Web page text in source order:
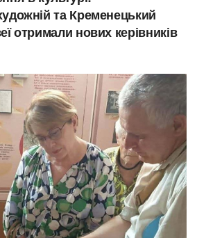
та Кременецький
отримали нових керівників